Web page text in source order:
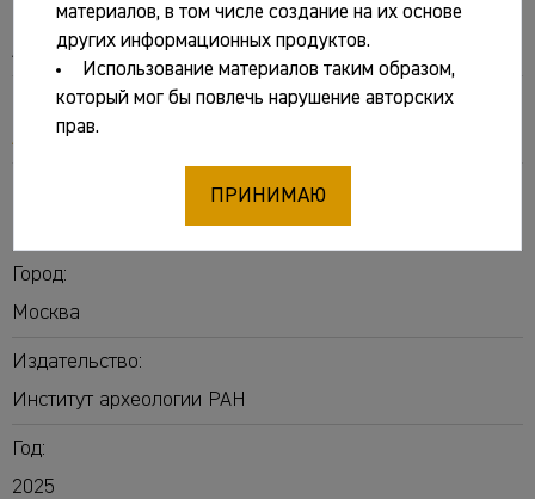
Название:
Архитектурная археология. № 7
Серия/журнал:
Архитектурная археология (АА)
Город:
Москва
Издательство:
Институт археологии РАН
Год:
2025
материалов, в том числе создание на их основе
других информационных продуктов.
Использование материалов таким образом,
который мог бы повлечь нарушение авторских
прав.
ПРИНИМАЮ